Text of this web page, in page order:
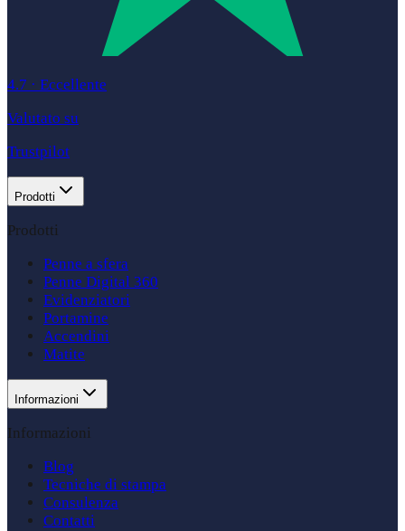
4.7 · Eccellente
Valutato su
Trustpilot
Prodotti
Prodotti
Penne a sfera
Penne Digital 360
Evidenziatori
Portamine
Accendini
Matite
Informazioni
Informazioni
Blog
Tecniche di stampa
Consulenza
Contatti